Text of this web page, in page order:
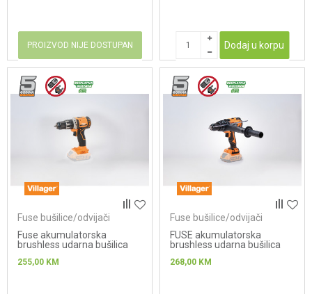
PROIZVOD NIJE DOSTUPAN Dodaj u korpu
Fuse bušilice/odvijači
Fuse akumulatorska
brushless udarna bušilica
255,00 KM
Fuse bušilice/odvijači
FUSE akumulatorska
brushless udarna bušilica
268,00 KM